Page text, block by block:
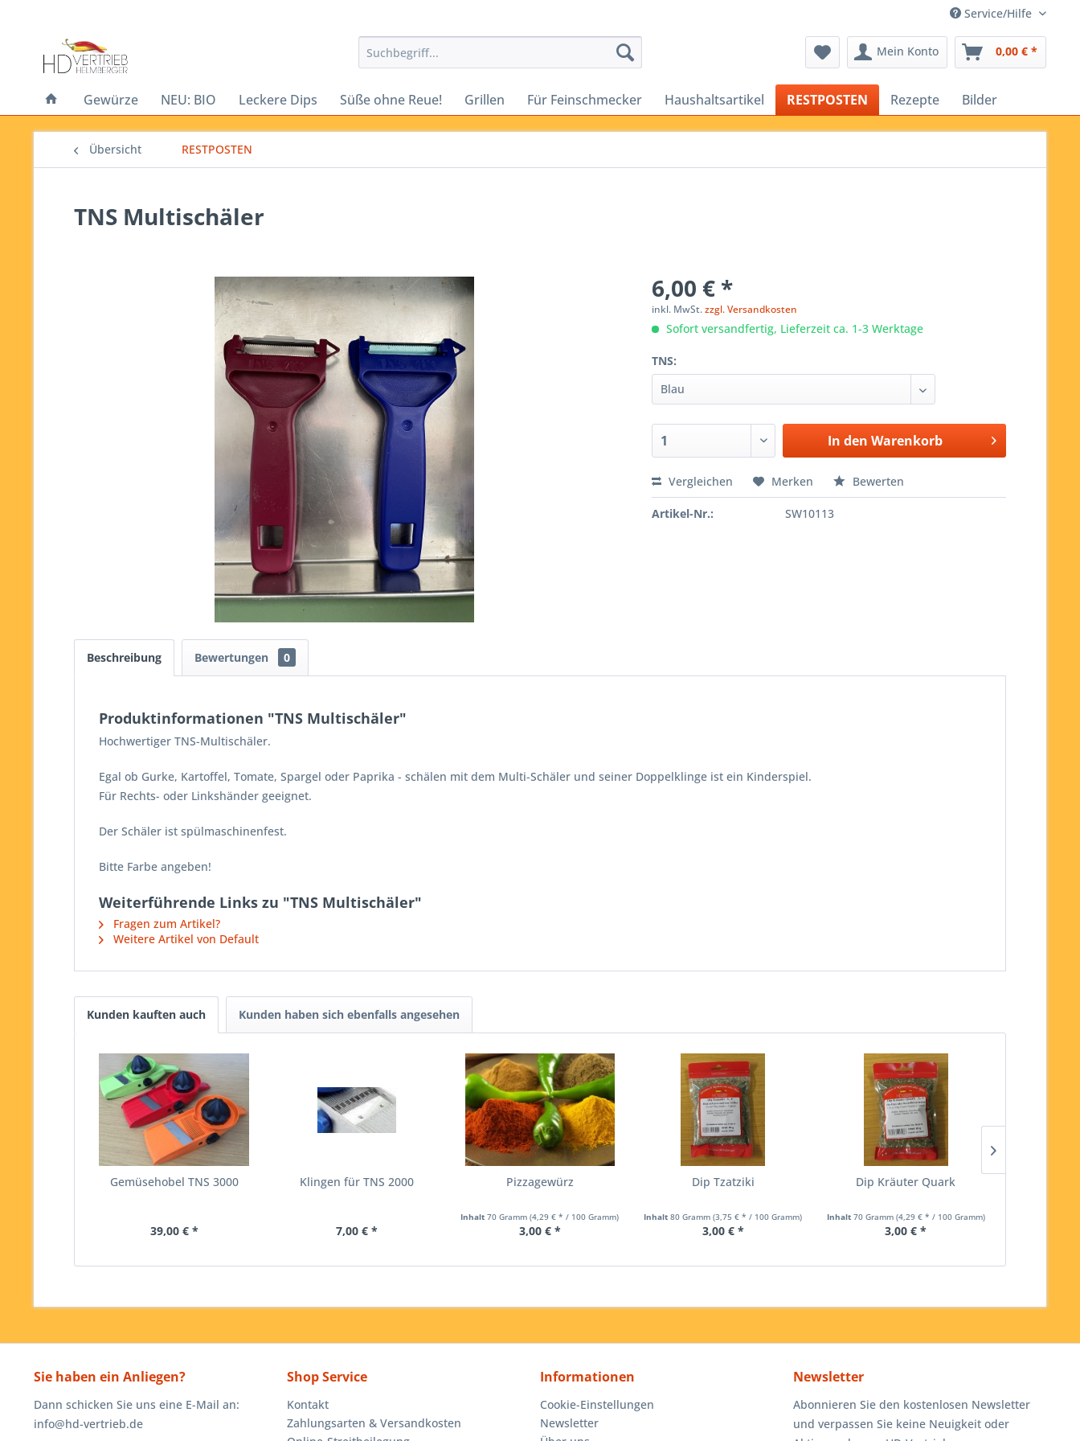
Service/Hilfe
Mein Konto 0,00 € *
Gewürze NEU: BIO Leckere Dips Süße ohne Reue! Grillen Für Feinschmecker Haushaltsartikel RESTPOSTEN Rezepte Bilder
Übersicht RESTPOSTEN
TNS Multischäler
6,00 € *
inkl. MwSt.zzgl. Versandkosten
Sofort versandfertig, Lieferzeit ca. 1-3 Werktage
TNS:
In den Warenkorb
Vergleichen Merken Bewerten
Artikel-Nr.: SW10113
Beschreibung Bewertungen 0
Produktinformationen "TNS Multischäler"
Hochwertiger TNS-Multischäler.
Egal ob Gurke, Kartoffel, Tomate, Spargel oder Paprika - schälen mit dem Multi-Schäler und seiner Doppelklinge ist ein Kinderspiel.
Für Rechts- oder Linkshänder geeignet.
Der Schäler ist spülmaschinenfest.
Bitte Farbe angeben!
Weiterführende Links zu "TNS Multischäler"
Fragen zum Artikel?
Weitere Artikel von Default
Kunden kauften auch Kunden haben sich ebenfalls angesehen
Gemüsehobel TNS 3000
39,00 € *
Klingen für TNS 2000
7,00 € *
Pizzagewürz
Inhalt70 Gramm(4,29 € * / 100 Gramm)
3,00 € *
Dip Tzatziki
Inhalt80 Gramm(3,75 € * / 100 Gramm)
3,00 € *
Dip Kräuter Quark
Inhalt 70 Gramm (4,29 € * / 100 Gramm)
3,00 € *
Sie haben ein Anliegen?
Dann schicken Sie uns eine E-Mail an:
info@hd-vertrieb.de
Shop Service
Kontakt
Zahlungsarten & Versandkosten
Informationen
Cookie-Einstellungen
Newsletter
Newsletter
Abonnieren Sie den kostenlosen Newsletter
und verpassen Sie keine Neuigkeit oder